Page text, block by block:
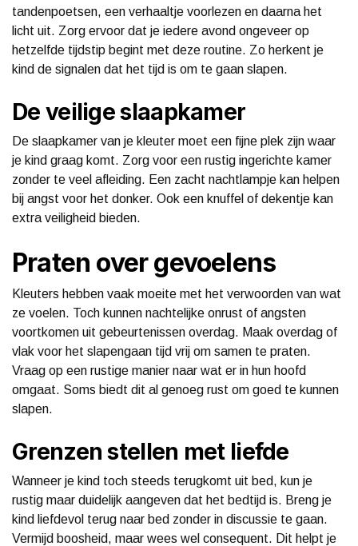
tandenpoetsen, een verhaaltje voorlezen en daarna het
licht uit. Zorg ervoor dat je iedere avond ongeveer op
hetzelfde tijdstip begint met deze routine. Zo herkent je
kind de signalen dat het tijd is om te gaan slapen.
De veilige slaapkamer
De slaapkamer van je kleuter moet een fijne plek zijn waar
je kind graag komt. Zorg voor een rustig ingerichte kamer
zonder te veel afleiding. Een zacht nachtlampje kan helpen
bij angst voor het donker. Ook een knuffel of dekentje kan
extra veiligheid bieden.
Praten over gevoelens
Kleuters hebben vaak moeite met het verwoorden van wat
ze voelen. Toch kunnen nachtelijke onrust of angsten
voortkomen uit gebeurtenissen overdag. Maak overdag of
vlak voor het slapengaan tijd vrij om samen te praten.
Vraag op een rustige manier naar wat er in hun hoofd
omgaat. Soms biedt dit al genoeg rust om goed te kunnen
slapen.
Grenzen stellen met liefde
Wanneer je kind toch steeds terugkomt uit bed, kun je
rustig maar duidelijk aangeven dat het bedtijd is. Breng je
kind liefdevol terug naar bed zonder in discussie te gaan.
Vermijd boosheid, maar wees wel consequent. Dit helpt je